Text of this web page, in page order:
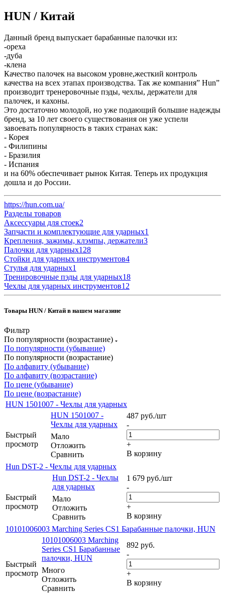
HUN / Китай
Данный бренд выпускает барабанные палочки из:
-ореха
-дуба
-клена
Качество палочек на высоком уровне,жесткий контроль
качества на всех этапах производства. Так же компания” Hun”
производит тренеровочные пэды, чехлы, держатели для
палочек, и кахоны.
Это достаточно молодой, но уже подающий большие надежды
бренд, за 10 лет своего существования он уже успели
завоевать популярность в таких странах как:
- Корея
- Филипины
- Бразилия
- Испания
и на 60% обеспечивает рынок Китая. Теперь их продукция
дошла и до России.
https://hun.com.ua/
Разделы товаров
Аксессуары для стоек2
Запчасти и комплектующие для ударных1
Крепления, зажимы, клэмпы, держатели3
Палочки для ударных128
Стойки для ударных инструментов4
Стулья для ударных1
Тренировочные пэды для ударных18
Чехлы для ударных инструментов12
Товары HUN / Китай в нашем магазине
Фильтр
По популярности (возрастание)
По популярности (убывание)
По популярности (возрастание)
По алфавиту (убывание)
По алфавиту (возрастание)
По цене (убывание)
По цене (возрастание)
HUN 1501007 - Чехлы для ударных
Быстрый
просмотр
HUN 1501007 -
Чехлы для ударных
Мало
Отложить
Сравнить
487 руб./шт
-
+
В корзину
Hun DST-2 - Чехлы для ударных
Быстрый
просмотр
Hun DST-2 - Чехлы
для ударных
Мало
Отложить
Сравнить
1 679 руб./шт
-
+
В корзину
10101006003 Marching Series CS1 Барабанные палочки, HUN
Быстрый
просмотр
10101006003 Marching
Series CS1 Барабанные
палочки, HUN
Много
Отложить
Сравнить
892 руб.
-
+
В корзину